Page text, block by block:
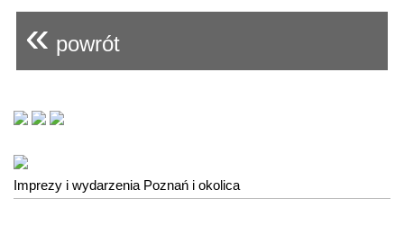
« powrót
Imprezy i wydarzenia Poznań i okolica